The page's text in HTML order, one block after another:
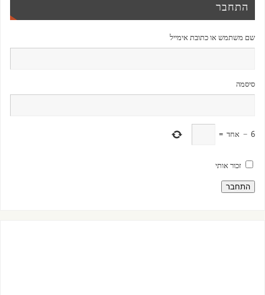
התחבר
שם משתמש או כתובת אימייל
סיסמה
6
− אחד =
זכור אותי
התחבר